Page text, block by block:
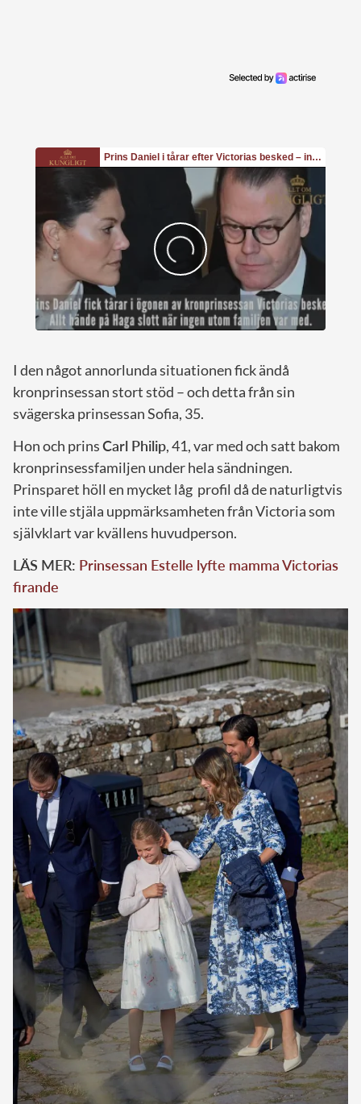
I den något annorlunda situationen fick ändå
kronprinsessan stort stöd – och detta från sin
svägerska prinsessan Sofia, 35.
Hon och prinsCarl Philip, 41, var med och satt bakom
kronprinsessfamiljen under hela sändningen.
Prinsparet höll en mycket låg profil då de naturligtvis
inte ville stjäla uppmärksamheten från Victoria som
självklart var kvällens huvudperson.
LÄS MER: Prinsessan Estelle lyfte mamma Victorias
firande